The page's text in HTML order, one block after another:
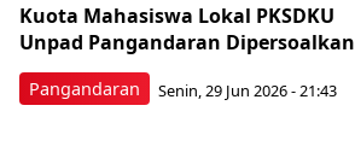
Pangandaran
Kuota Mahasiswa Lokal PKSDKU
Unpad Pangandaran Dipersoalkan
Senin, 29 Jun 2026 - 21:43